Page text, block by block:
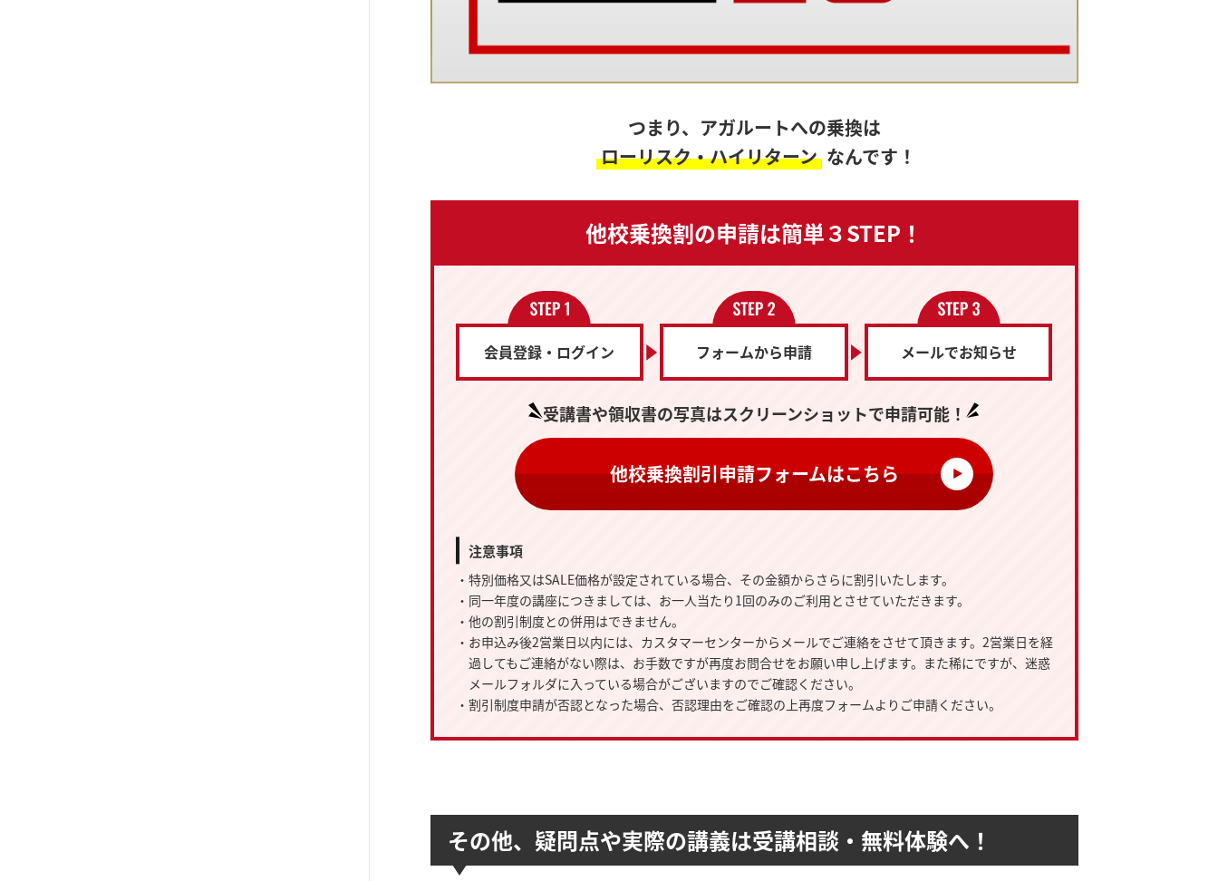
つまり、アガルートへの乗換は
ローリスク・ハイリターン なんです！
他校乗換割の申請は簡単３STEP！
会員登録・ログイン フォームから申請 メールでお知らせ
受講書や領収書の写真はスクリーンショットで申請可能！
他校乗換割引申請フォームはこちら
注意事項
・特別価格又はSALE価格が設定されている場合、その金額からさらに割引いたします。
・同一年度の講座につきましては、お一人当たり1回のみのご利用とさせていただきます。
・他の割引制度との併用はできません。
・お申込み後2営業日以内には、カスタマーセンターからメールでご連絡をさせて頂きます。2営業日を経
過してもご連絡がない際は、お手数ですが再度お問合せをお願い申し上げます。また稀にですが、迷惑
メールフォルダに入っている場合がございますのでご確認ください。
・割引制度申請が否認となった場合、否認理由をご確認の上再度フォームよりご申請ください。
その他、疑問点や実際の講義は受講相談・無料体験へ！